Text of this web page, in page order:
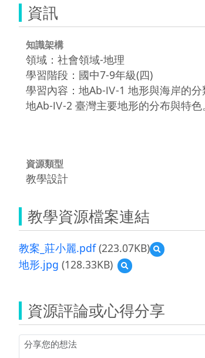
資訊
知識架構
領域：社會領域-地理
學習階段：國中7-9年級(四)
學習內容：地Ab-Ⅳ-1 地形與海岸的分
地Ab-Ⅳ-2 臺灣主要地形的分布與特色。
資源類型
教學設計
教學資源檔案連結
教案_莊小麗.pdf(223.07KB)
預
覽
莊
小
麗.pdf
地形.jpg (128.33KB)
預
覽
資源評論或心得分享